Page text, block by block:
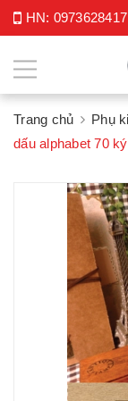
HN: 0973628417
Trang chủ Phụ
dấu alphabet 70